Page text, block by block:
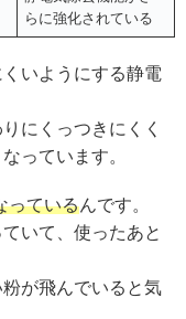
らに強化されている
いようにする静電
にくっつきにくく
っています。
っているんです。
いて、使ったあと
が飛んでいると気